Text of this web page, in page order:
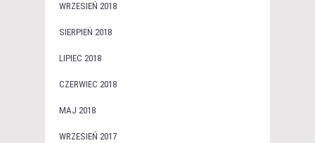
WRZESIEŃ 2018
SIERPIEŃ 2018
LIPIEC 2018
CZERWIEC 2018
MAJ 2018
WRZESIEŃ 2017